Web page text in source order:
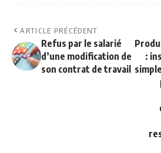
ARTICLE PRÉCÉDENT
Refus par le salarié
d’une modification de
son contrat de travail
: